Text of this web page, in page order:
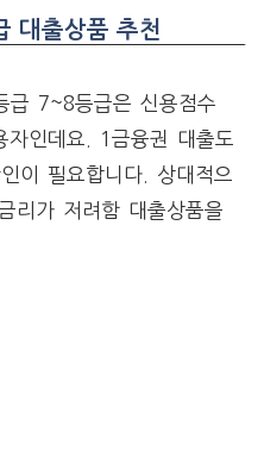
대출상품 추천
급 7~8등급은 신용점수
자인데요. 1금융권 대출도
이 필요합니다. 상대적으
리가 저려함 대출상품을